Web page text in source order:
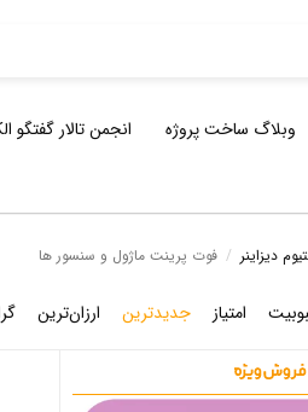
وبلاگ ساخت پروژه انجمن تالار گفتگو
دیزاینر / فوت پرینت ماژول و سنسور ها
امتیاز جدیدترین ارزان‌ترین